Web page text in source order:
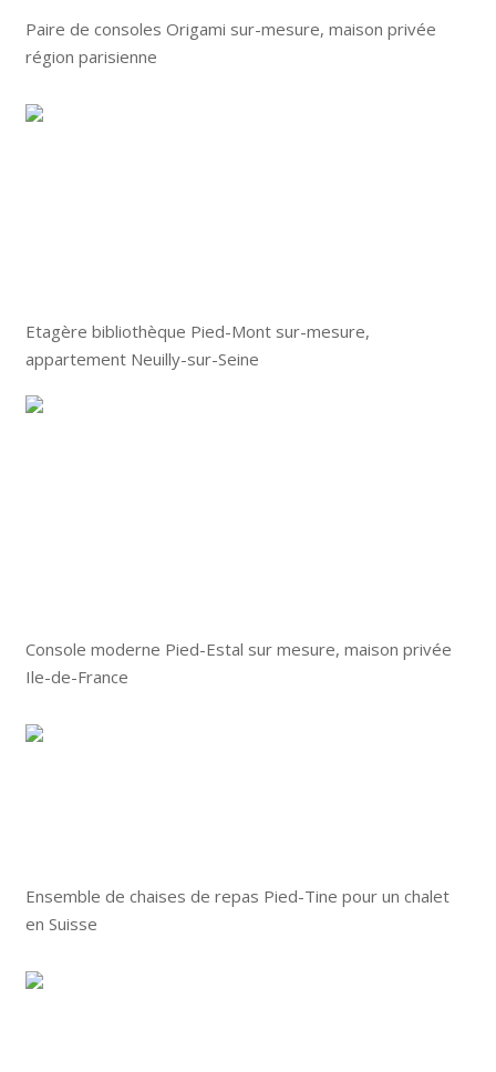
Paire de consoles Origami sur-mesure, maison privée
région parisienne
Etagère bibliothèque Pied-Mont sur-mesure,
appartement Neuilly-sur-Seine
Console moderne Pied-Estal sur mesure, maison privée
Ile-de-France
Ensemble de chaises de repas Pied-Tine pour un chalet
en Suisse